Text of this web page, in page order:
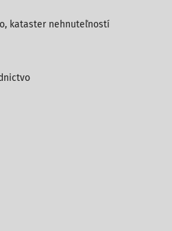
kataster nehnuteľností